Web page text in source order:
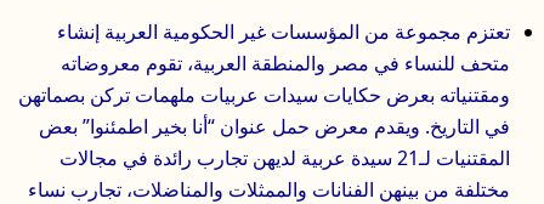
تعتزم مجموعة من المؤسسات غير الحكومية العربية إنشاء
متحف للنساء في مصر والمنطقة العربية، تقوم معروضاته
ومقتنياته بعرض حكايات سيدات عربيات ملهمات تركن بصماتهن
في التاريخ. ويقدم معرض حمل عنوان “أنا بخير اطمئنوا” بعض
المقتنيات لـ21 سيدة عربية لديهن تجارب رائدة في مجالات
مختلفة من بينهن الفنانات والممثلات والمناضلات، تجارب نساء